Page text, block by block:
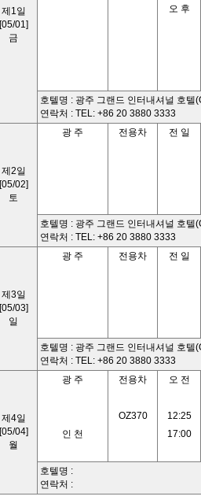
제1일
[05/01]
금
오 후
호텔명 : 광주 그랜드 인터내셔널 호텔
연락처 : TEL: +86 20 3880 3333
제2일
[05/02]
토
광 주 전용차 전 일
호텔명 : 광주 그랜드 인터내셔널 호텔
연락처 : TEL: +86 20 3880 3333
제3일
[05/03]
일
광 주 전용차 전 일
호텔명 : 광주 그랜드 인터내셔널 호텔
연락처 : TEL: +86 20 3880 3333
제4일
[05/04]
월
광 주 전용차 오 전
OZ370
12:25
인 천
17:00
호텔명 :
연락처 :